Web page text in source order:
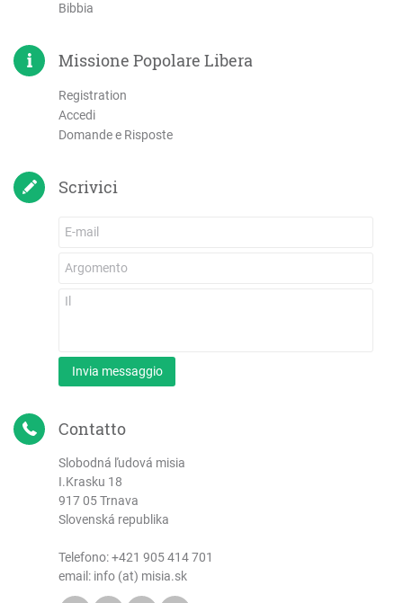
Bibbia
Missione Popolare Libera
Registration
Accedi
Domande e Risposte
Scrivici
Invia messaggio
Contatto
Slobodná ľudová misia
I.Krasku 18
917 05 Trnava
Slovenská republika
Telefono:+421 905 414 701
email: info (at) misia.sk